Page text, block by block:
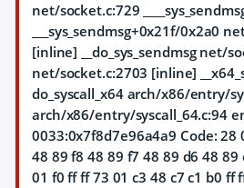
net/socket.c:729
___sys_sendmsg+0x21f/0x2a0
[inline] __do_sys_sendmsg net/
net/socket.c:2703 [inline]
do_syscall_x64 arch/x86/entry/
arch/x86/entry/syscall_64.c:94
0033:0x7f8d7e96a4a9 Code: 28
48 89 f8 48 89 f7 48 89 d6 48 89
01 f0 ff ff 73 01 c3 48 c7 c1 b0 ff